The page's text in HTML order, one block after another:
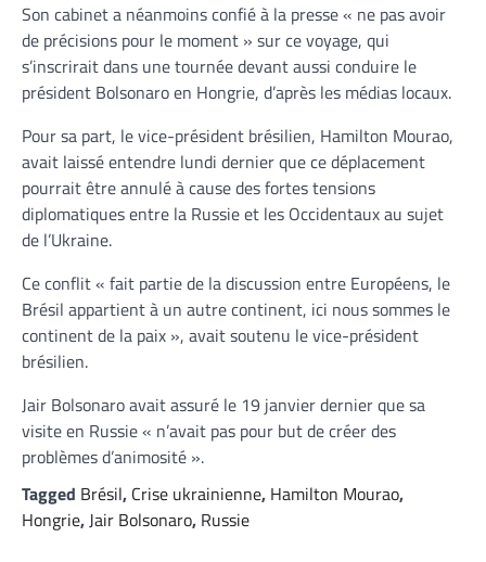
Son cabinet a néanmoins confié à la presse « ne pas avoir
de précisions pour le moment » sur ce voyage, qui
s’inscrirait dans une tournée devant aussi conduire le
président Bolsonaro en Hongrie, d’après les médias locaux.
Pour sa part, le vice-président brésilien, Hamilton Mourao,
avait laissé entendre lundi dernier que ce déplacement
pourrait être annulé à cause des fortes tensions
diplomatiques entre la Russie et les Occidentaux au sujet
de l’Ukraine.
Ce conflit « fait partie de la discussion entre Européens, le
Brésil appartient à un autre continent, ici nous sommes le
continent de la paix », avait soutenu le vice-président
brésilien.
Jair Bolsonaro avait assuré le 19 janvier dernier que sa
visite en Russie « n’avait pas pour but de créer des
problèmes d’animosité ».
Tagged Brésil, Crise ukrainienne, Hamilton Mourao,
Hongrie,Jair Bolsonaro, Russie